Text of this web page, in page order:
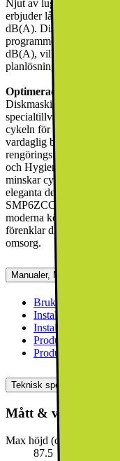
Njut av lugnet och
erbjuder låg
dB(A). Diskmaskinens
programmet Silence 50
dB(A), vilket gör den
planlösning eller sena
Optimerad
Diskmaskinen
specialtillval för att klara
cykeln för hårt smutsade
vardaglig belastning,
rengöringsresultat.
och Hygiene+ förbättrar
minskar cykeltiden utan
eleganta design,
SMP6ZCC71S inbyggd
moderna kök. Det är inte
förenklar ditt liv och tar
omsorg.
Manualer, Nedladdningar,
Bruksanvisning 2
Produktinformation
Teknisk specifikation
Mått & vikt
Max höjd (cm)
87.5